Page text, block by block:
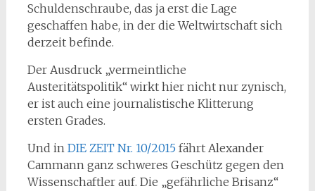
Schuldenschraube, das ja erst die Lage
geschaffen habe, in der die Weltwirtschaft sich
derzeit befinde.
Der Ausdruck „vermeintliche
Austeritätspolitik“ wirkt hier nicht nur zynisch,
er ist auch eine journalistische Klitterung
ersten Grades.
Und in DIE ZEIT Nr. 10/2015fährt Alexander
Cammann ganz schweres Geschütz gegen den
Wissenschaftler auf. Die „gefährliche Brisanz“